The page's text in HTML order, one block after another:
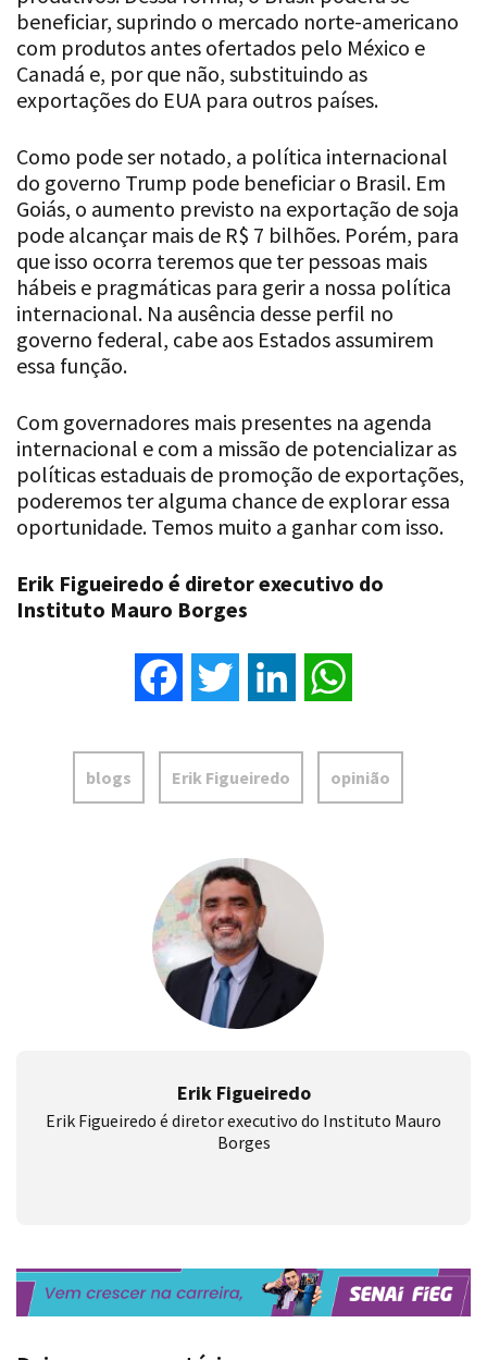
com produtos antes ofertados pelo México e
Canadá e, por que não, substituindo as
exportações do EUA para outros países.
Como pode ser notado, a política internacional
do governo Trump pode beneficiar o Brasil. Em
Goiás, o aumento previsto na exportação de soja
pode alcançar mais de R$ 7 bilhões. Porém, para
que isso ocorra teremos que ter pessoas mais
hábeis e pragmáticas para gerir a nossa política
internacional. Na ausência desse perfil no
governo federal, cabe aos Estados assumirem
essa função.
Com governadores mais presentes na agenda
internacional e com a missão de potencializar as
políticas estaduais de promoção de exportações,
poderemos ter alguma chance de explorar essa
oportunidade. Temos muito a ganhar com isso.
Erik Figueiredo é diretor executivo do
Instituto Mauro Borges
Erik Figueiredo é diretor executivo do Instituto Mauro
Borges